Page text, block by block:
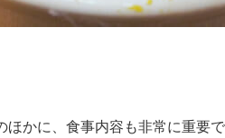
かに、食事内容も非常に重要で